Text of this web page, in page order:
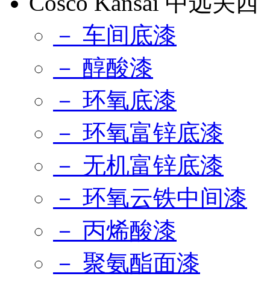
－ 车间底漆
－ 醇酸漆
－ 环氧底漆
－ 环氧富锌底漆
－ 无机富锌底漆
－ 环氧云铁中间漆
－ 丙烯酸漆
－ 聚氨酯面漆